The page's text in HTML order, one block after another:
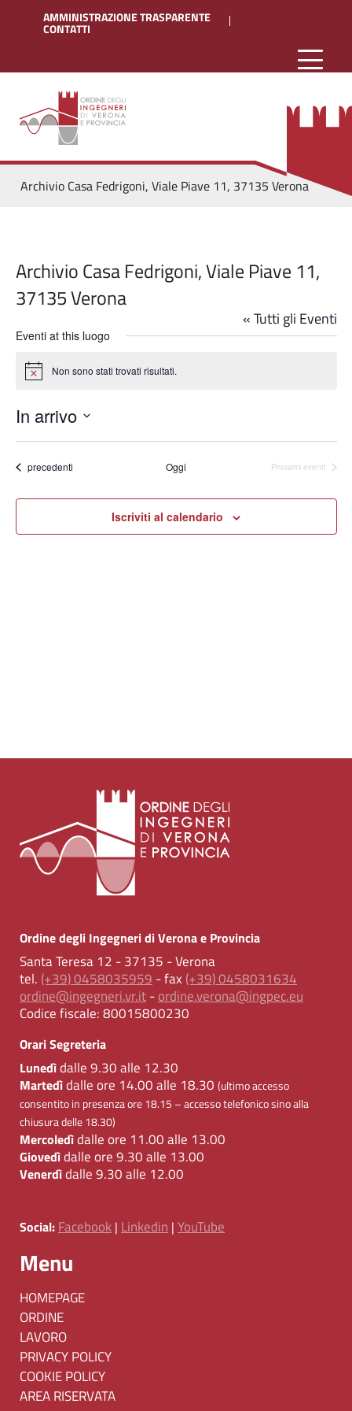
AMMINISTRAZIONE TRASPARENTE
CONTATTI
Archivio Casa Fedrigoni, Viale Piave 11, 37135 Verona
Archivio Casa Fedrigoni, Viale Piave 11,
37135 Verona
« Tutti gli Eventi
Eventi at this luogo
Notice Non sono stati trovati risultati.
In arrivo
data.
Eventi
precedenti Oggi Prossimi eventi
Iscriviti al calendario
Ordine degli Ingegneri di Verona e Provincia
Santa Teresa 12 - 37135 - Verona
tel. (+39) 0458035959 - fax (+39) 0458031634
ordine@ingegneri.vr.it-ordine.verona@ingpec.eu
Codice fiscale:80015800230
Orari Segreteria
Lunedìdalle 9.30 alle 12.30
Martedìdalle ore 14.00 alle 18.30 (ultimo accesso
consentito in presenza ore 18.15 – accesso telefonico sino alla
chiusura delle 18.30)
Mercoledìdalle ore 11.00 alle 13.00
Giovedìdalle ore 9.30 alle 13.00
Venerdìdalle 9.30 alle 12.00
Social: Facebook | Linkedin | YouTube
Menu
HOMEPAGE
ORDINE
LAVORO
PRIVACY POLICY
COOKIE POLICY
AREA RISERVATA